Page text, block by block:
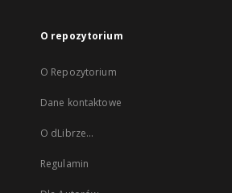
O repozytorium
O Repozytorium
Dane kontaktowe
O dLibrze...
Regulamin